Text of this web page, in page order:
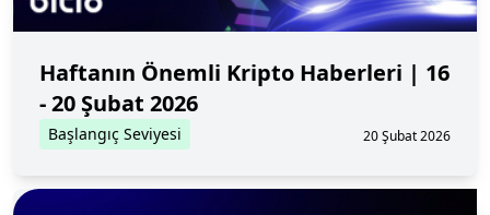
Haftanın Önemli Kripto Haberleri | 16
- 20 Şubat 2026
Başlangıç Seviyesi 20 Şubat 2026